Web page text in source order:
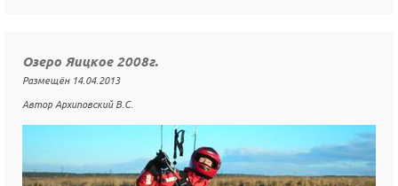
Озеро Яицкое 2008г.
Размещён 14.04.2013
Автор Архиповский В.С.